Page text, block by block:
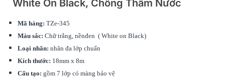
White On Black, Chống Thấm Nước
Mã hàng: TZe-345
Màu sắc: Chữtrắng, nềnđen ( White on Black)
Loại nhãn: nhãn đa lớp chuẩn
Kích thước: 18mm x 8m
Cấu tạo: gồm 7 lớp có màng bảo vệ